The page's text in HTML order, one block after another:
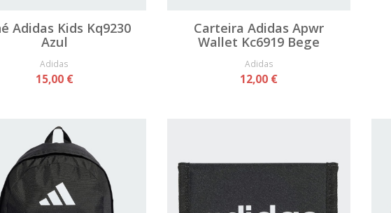
Adidas Kids Kq9230
Azul
Adidas
15,00 €
Carteira Adidas Apwr
Wallet Kc6919 Bege
Adidas
12,00 €